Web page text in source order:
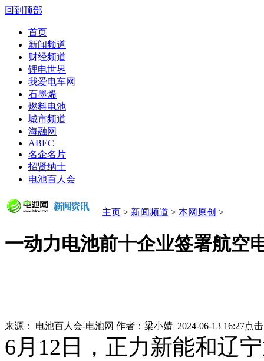
回到顶部
首页
新闻频道
财经频道
锂电世界
我爱电车网
石墨烯
燃料电池
城市频道
海融网
ABEC
名企名片
招贤纳士
电池百人会
主页 > 新闻频道 > 本网原创 >
一动力电池前十企业签署航空
来源： 电池百人会-电池网 作者： 梁小婧 2024-06-13 16:27点
6月12日，正力新能和辽